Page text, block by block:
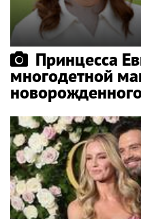
Принцесса
многодетной